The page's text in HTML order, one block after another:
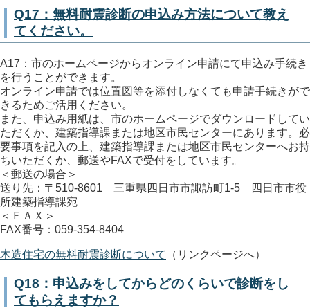
Q17：無料耐震診断の申込み方法について教え
てください。
A17：市のホームページからオンライン申請にて申込み手続き
を行うことができます。
オンライン申請では位置図等を添付しなくても申請手続きがで
きるためご活用ください。
また、申込み用紙は、市のホームページでダウンロードしてい
ただくか、建築指導課または地区市民センターにあります。必
要事項を記入の上、建築指導課または地区市民センターへお持
ちいただくか、郵送やFAXで受付をしています。
＜郵送の場合＞
送り先：〒510-8601 三重県四日市市諏訪町1-5 四日市市役
所建築指導課宛
＜ＦＡＸ＞
FAX番号：059-354-8404
木造住宅の無料耐震診断について （リンクページへ）
Q18：申込みをしてからどのくらいで診断をし
てもらえますか？